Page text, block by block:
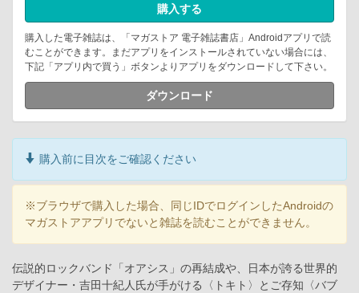
購入する
購入した電子雑誌は、「マガストア 電子雑誌書店」Androidアプリで読
むことができます。まだアプリをインストールされていない場合には、
下記「アプリ内で買う」ボタンよりアプリをダウンロードして下さい。
ダウンロード
購入前に目次をご確認ください
※ブラウザで購入した場合、同じIDでログインしたAndroidの
マガストアアプリでないと雑誌を読むことができません。
伝説的ロックバンド「オアシス」の再結成や、日本が誇る世界的
デザイナー・吉田十紀人氏が手がける〈トキト〉とご存知〈バブ